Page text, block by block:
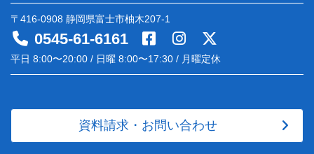
〒416-0908 静岡県富士市柚木207-1
0545-61-6161
平日 8:00〜20:00 / 日曜 8:00〜17:30 / 月曜定休
資料請求・お問い合わせ